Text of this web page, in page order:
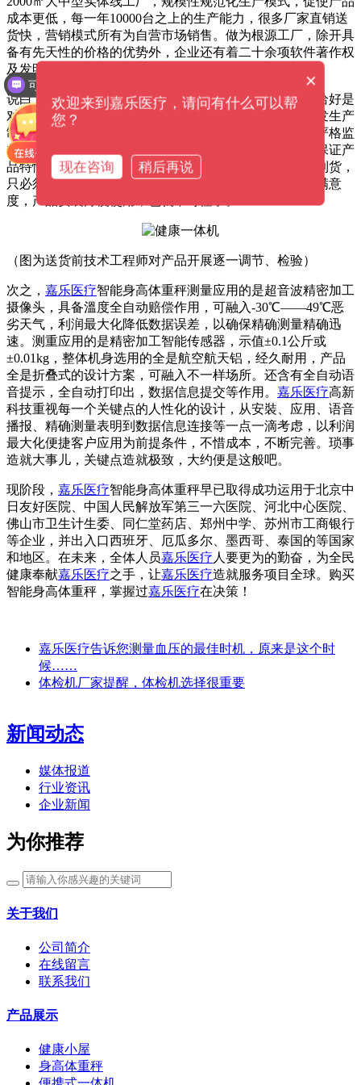
成本更低，每一年10000台之上的生产能力，很多厂家直销送
货快，营销模式所有为自营市场销售。做为根源工厂，除开具
备有先天性的价格的优势外，企业还有着二十余项软件著作权
及发明专利证书，对产品质量追求完美也是精雕细琢。
说白了工匠精神，便是致力于一件事，而且保证完美。恰好是
对这类精神实质的追求完美，促进
全部产品研发生产
制造工作人员，对产品的设计方案和生产制造关键点都严格监
督。全部产品在原厂前，均历经上一千次高低温试验，保证产
品特性平稳，送货前所有历经技术工程师调节，客户接到货，
只必须开展简易的拼装就可以通电应用，绝大多数用户满意
度，产品安裝方便使用，也就不奇怪了。
（图为送货前技术工程师对产品开展逐一调节、检验）
次之， 嘉乐医疗智能身高体重秤测量应用的是超音波精密加工
摄像头，具备溫度全自动赔偿作用，可融入-30℃——49℃恶
劣天气，利润最大化降低数据误差，以确保精确测量精确迅
速。测重应用的是精密加工智能传感器，示值±0.1公斤或
±0.01kg，整体机身选用的全是航空航天铝，经久耐用，产品
全是折叠式的设计方案，可融入不一样场所。还含有全自动语
音提示，全自动打印出，数据信息提交等作用。 嘉乐医疗高新
科技重视每一个关键点的人性化的设计，从安裝、应用、语音
播报、精确测量表明到数据信息连接等一点一滴考虑，以利润
最大化便捷客户应用为前提条件，不惜成本，不断完善。琐事
造就大事儿，关键点造就极致，大约便是这般吧。
现阶段， 嘉乐医疗智能身高体重秤早已取得成功运用于北京中
日友好医院、中国人民解放军第三一六医院、河北中心医院、
佛山市卫生计生委、同仁堂药店、郑州中学、苏州市工商银行
等企业，并出入口西班牙、厄瓜多尔、墨西哥、泰国的等国家
和地区。在未来，全体人员嘉乐医疗 人要更为的勤奋，为全民
健康奉献嘉乐医疗之手，让嘉乐医疗造就服务项目全球。购买
智能身高体重秤，掌握过嘉乐医疗在决策！
嘉乐医疗告诉您测量血压的最佳时机，原来是这个时
候……
体检机厂家提醒，体检机选择很重要
新闻动态
媒体报道
行业资讯
企业新闻
为你推荐
关于我们
公司简介
在线留言
联系我们
产品展示
健康小屋
身高体重秤
×
欢迎来到嘉乐医疗，请问有什么可以帮
您？
现在咨询 稍后再说